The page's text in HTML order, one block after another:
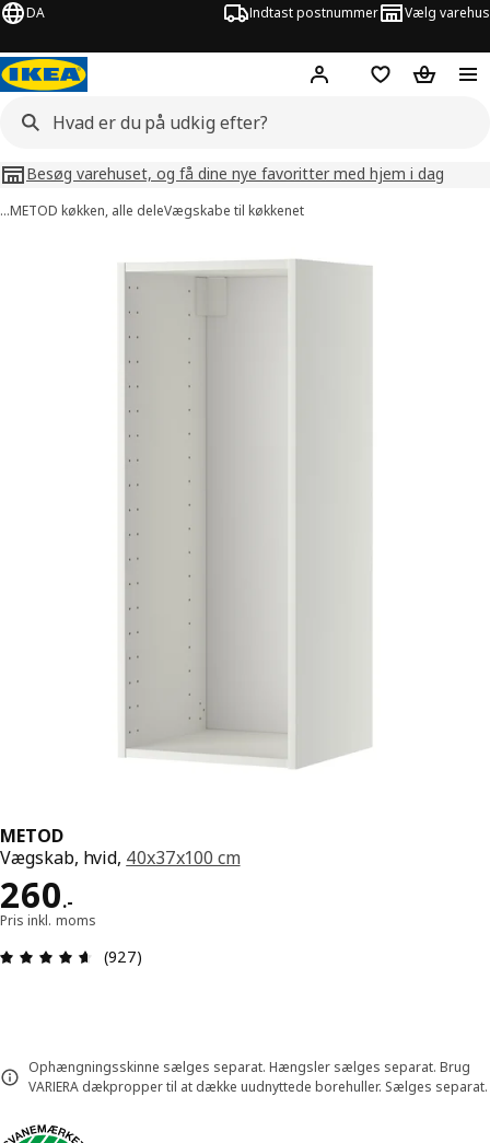
DA Indtast postnummer Vælg varehus
Hej! Log ind her
Huskeliste
Kurv
Besøg varehuset, og få dine nye favoritter med hjem i dag
…METOD køkken, alle deleVægskabe til køkkenet
METOD
Vægskab, hvid, 40x37x100 cm
260.-
Pris 260.-
Pris inkl. moms
Anmeldelse: 4.6 Ud af 5 Stjerner. Anmeldelser i
(927)
Ophængningsskinne sælges separat. Hængsler sælges separat. Brug
VARIERA dækpropper til at dække uudnyttede borehuller. Sælges separat.